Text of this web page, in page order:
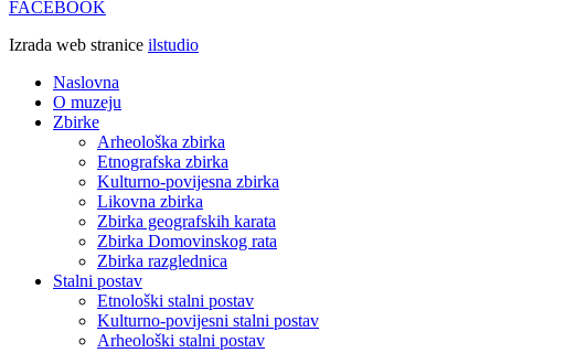
FACEBOOK
Izrada web stranice ilstudio
Naslovna
O muzeju
Zbirke
Arheološka zbirka
Etnografska zbirka
Kulturno-povijesna zbirka
Likovna zbirka
Zbirka geografskih karata
Zbirka Domovinskog rata
Zbirka razglednica
Stalni postav
Etnološki stalni postav
Kulturno-povijesni stalni postav
Arheološki stalni postav